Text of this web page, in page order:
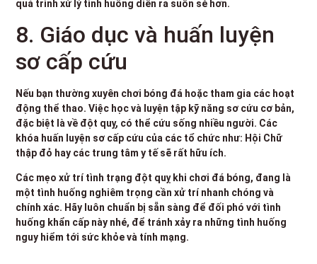
quá trình xử lý tình huống diễn ra suôn sẻ hơn.
8. Giáo dục và huấn luyện
sơ cấp cứu
Nếu bạn thường xuyên chơi bóng đá hoặc tham gia các hoạt
động thể thao. Việc học và luyện tập kỹ năng sơ cứu cơ bản,
đặc biệt là về đột quỵ, có thể cứu sống nhiều người. Các
khóa huấn luyện sơ cấp cứu của các tổ chức như: Hội Chữ
thập đỏ hay các trung tâm y tế sẽ rất hữu ích.
Các mẹo xử trí tình trạng đột quỵ khi chơi đá bóng, đang là
một tình huống nghiêm trọng cần xử trí nhanh chóng và
chính xác. Hãy luôn chuẩn bị sẵn sàng để đối phó với tình
huống khẩn cấp này nhé, để tránh xảy ra những tình huống
nguy hiểm tới sức khỏe và tính mạng.